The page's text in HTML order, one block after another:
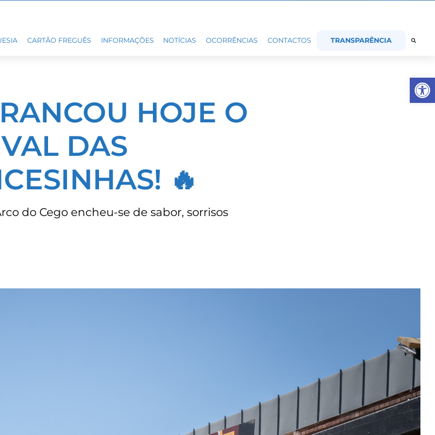
CARTÃO FREGUÊS INFORMAÇÕES NOTÍCIAS OCORRÊNCIAS CONTACTOS TRANSPARÊNCIA
HOJE O
DAS
🔥
do Cego encheu-se de sabor, sorrisos